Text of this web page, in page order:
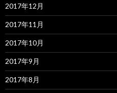
2017年12月
2017年11月
2017年10月
2017年9月
2017年8月